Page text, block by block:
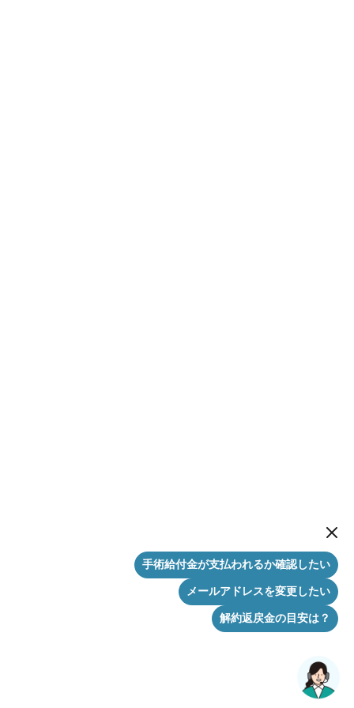
New
手術給付金が支払われるか確認したい
メールアドレスを変更したい
解約返戻金の目安は？